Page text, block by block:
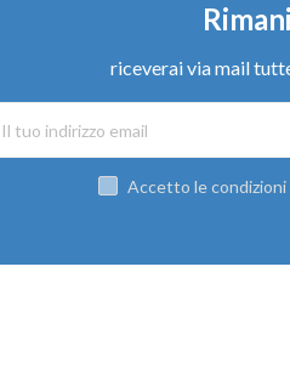
riceverai via mail
Accetto le condizioni